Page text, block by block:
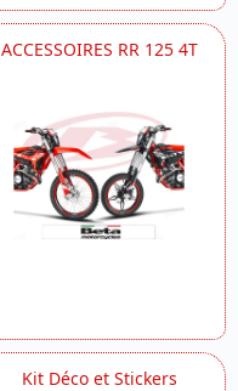
ACCESSOIRES RR 125 4T
Kit Déco et Stickers